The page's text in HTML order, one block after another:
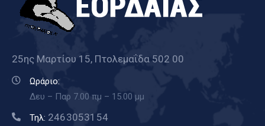
25ης Μαρτίου 15, Πτολεμαΐδα 502 00
Ωράριο:
Δευ – Παρ 7.00 πμ – 15.00 μμ
Τηλ: 2463053154